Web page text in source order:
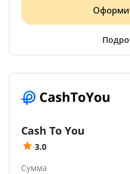
Cash To You
3.0
Сумма